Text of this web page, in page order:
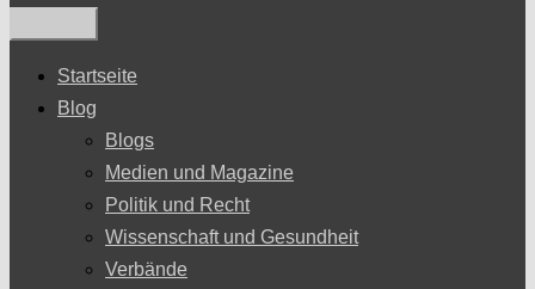
Startseite
Blog
Blogs
Medien und Magazine
Politik und Recht
Wissenschaft und Gesundheit
Verbände